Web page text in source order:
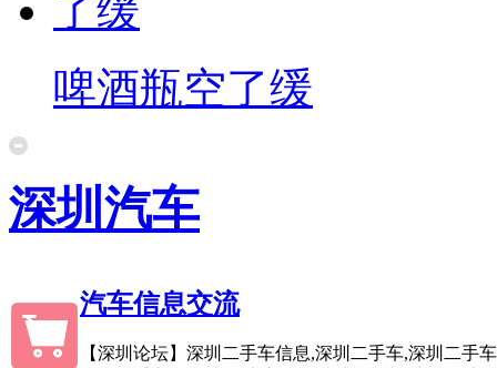
啤酒瓶空了缓
深圳汽车
汽车信息交流
【深圳论坛】深圳二手车信息,深圳二手车,深圳二手